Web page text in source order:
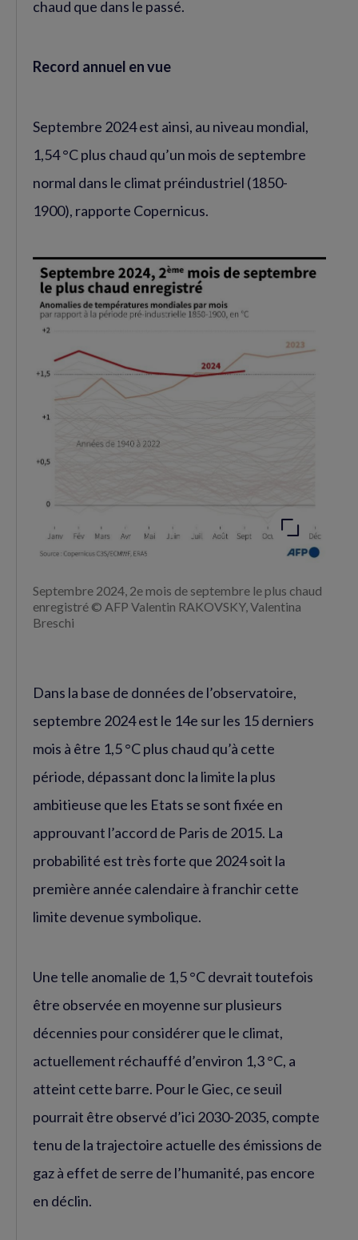
chaud que dans le passé.
Record annuel en vue
Septembre 2024 est ainsi, au niveau mondial,
1,54 °C plus chaud qu’un mois de septembre
normal dans le climat préindustriel (1850-
1900), rapporte Copernicus.
Septembre 2024, 2e mois de septembre le plus chaud
enregistré © AFP Valentin RAKOVSKY, Valentina
Breschi
Dans la base de données de l’observatoire,
septembre 2024 est le 14e sur les 15 derniers
mois à être 1,5 °C plus chaud qu’à cette
période, dépassant donc la limite la plus
ambitieuse que les Etats se sont fixée en
approuvant l’accord de Paris de 2015. La
probabilité est très forte que 2024 soit la
première année calendaire à franchir cette
limite devenue symbolique.
Une telle anomalie de 1,5 °C devrait toutefois
être observée en moyenne sur plusieurs
décennies pour considérer que le climat,
actuellement réchauffé d’environ 1,3 °C, a
atteint cette barre. Pour le Giec, ce seuil
pourrait être observé d’ici 2030-2035, compte
tenu de la trajectoire actuelle des émissions de
gaz à effet de serre de l’humanité, pas encore
en déclin.